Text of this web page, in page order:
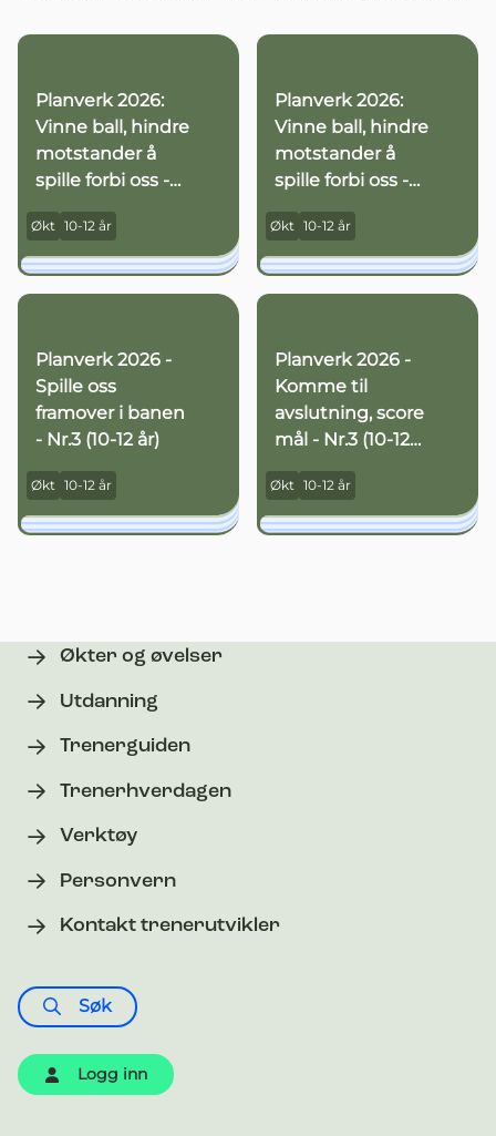
Planverk 2026:
Vinne ball, hindre
motstander å
spille forbi oss -
Nr.3 (10-12 år)
Økt 10-12 år
Planverk 2026:
Vinne ball, hindre
motstander å
spille forbi oss -
Nr.2 (10-12 år)
Økt 10-12 år
Planverk 2026 -
Spille oss
framover i banen
- Nr.3 (10-12 år)
Økt 10-12 år
Planverk 2026 -
Komme til
avslutning, score
mål - Nr.3 (10-12
år)
Økt 10-12 år
Økter og øvelser
Utdanning
Trenerguiden
Trenerhverdagen
Verktøy
Personvern
Kontakt trenerutvikler
Søk
Logg inn